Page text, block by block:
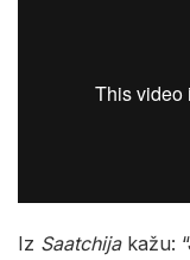
Iz Saatchijakažu: